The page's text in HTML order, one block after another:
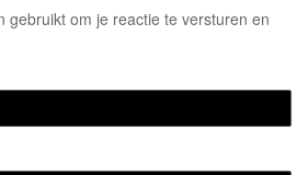
gebruikt om je reactie te versturen en